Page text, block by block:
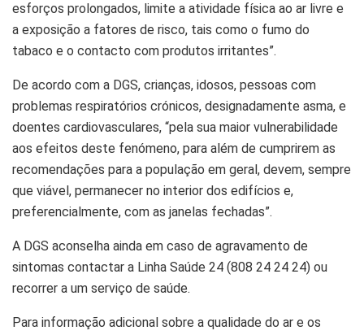
esforços prolongados, limite a atividade física ao ar livre e
a exposição a fatores de risco, tais como o fumo do
tabaco e o contacto com produtos irritantes”.
De acordo com a DGS, crianças, idosos, pessoas com
problemas respiratórios crónicos, designadamente asma, e
doentes cardiovasculares, “pela sua maior vulnerabilidade
aos efeitos deste fenómeno, para além de cumprirem as
recomendações para a população em geral, devem, sempre
que viável, permanecer no interior dos edifícios e,
preferencialmente, com as janelas fechadas”.
A DGS aconselha ainda em caso de agravamento de
sintomas contactar a Linha Saúde 24 (808 24 24 24) ou
recorrer a um serviço de saúde.
Para informação adicional sobre a qualidade do ar e os